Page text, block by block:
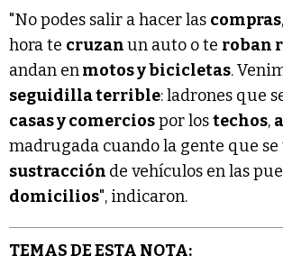
"No podes salir a hacer las compras
hora te cruzanun auto o te roban
andan enmotos y bicicletas.
seguidilla terrible: ladrones que
casas y comerciospor lostechos,
madrugada cuando la gente que se
sustracción de vehículos en las
domicilios", indicaron.
TEMAS DE ESTA NOTA: